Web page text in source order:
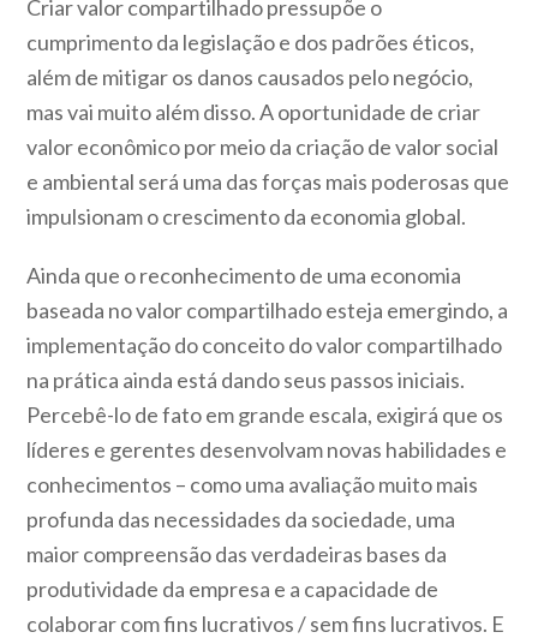
Criar valor compartilhado pressupõe o
cumprimento da legislação e dos padrões éticos,
além de mitigar os danos causados ​​pelo negócio,
mas vai muito além disso. A oportunidade de criar
valor econômico por meio da criação de valor social
e ambiental será uma das forças mais poderosas que
impulsionam o crescimento da economia global.
Ainda que o reconhecimento de uma economia
baseada no valor compartilhado esteja emergindo, a
implementação do conceito do valor compartilhado
na prática ainda está dando seus passos iniciais.
Percebê-lo de fato em grande escala, exigirá que os
líderes e gerentes desenvolvam novas habilidades e
conhecimentos – como uma avaliação muito mais
profunda das necessidades da sociedade, uma
maior compreensão das verdadeiras bases da
produtividade da empresa e a capacidade de
colaborar com fins lucrativos / sem fins lucrativos. E